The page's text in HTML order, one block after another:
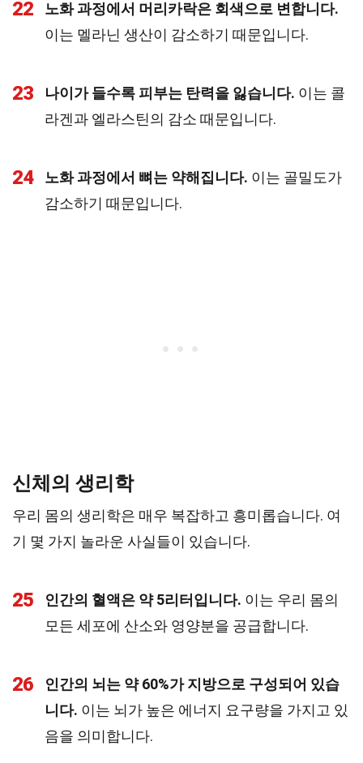
22
노화 과정에서 머리카락은 회색으로 변합니다.
이는 멜라닌 생산이 감소하기 때문입니다.
23 나이가 들수록 피부는 탄력을 잃습니다. 이는 콜
라겐과 엘라스틴의 감소 때문입니다.
24 노화 과정에서 뼈는 약해집니다. 이는 골밀도가
감소하기 때문입니다.
신체의 생리학
우리 몸의 생리학은 매우 복잡하고 흥미롭습니다. 여
기 몇 가지 놀라운 사실들이 있습니다.
25 인간의 혈액은 약 5리터입니다. 이는 우리 몸의
모든 세포에 산소와 영양분을 공급합니다.
26
인간의 뇌는 약 60%가 지방으로 구성되어 있습
니다. 이는 뇌가 높은 에너지 요구량을 가지고 있
음을 의미합니다.